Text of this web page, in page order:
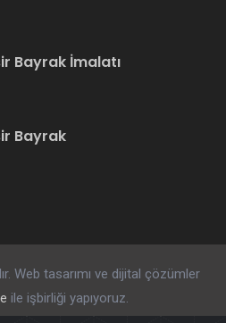
Bayrak İmalatı
Bayrak
Web tasarımı ve dijital çözümler
ile işbirliği yapıyoruz.